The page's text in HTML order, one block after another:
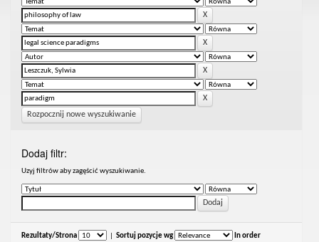
Rozpocznij nowe wyszukiwanie
Dodaj filtr:
Uzyj filtrów aby zagęścić wyszukiwanie.
Rezultaty/Strona Sortuj pozycje wg In order